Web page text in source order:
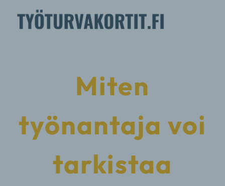
Miten
työnantaja voi
tarkistaa